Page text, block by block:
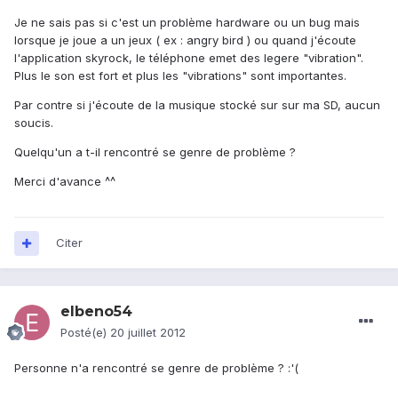
Je ne sais pas si c'est un problème hardware ou un bug mais
lorsque je joue a un jeux ( ex : angry bird ) ou quand j'écoute
l'application skyrock, le téléphone emet des legere "vibration".
Plus le son est fort et plus les "vibrations" sont importantes.
Par contre si j'écoute de la musique stocké sur sur ma SD, aucun
soucis.
Quelqu'un a t-il rencontré se genre de problème ?
Merci d'avance ^^
Citer
elbeno54
Posté(e) 20 juillet 2012
Personne n'a rencontré se genre de problème ? :'(